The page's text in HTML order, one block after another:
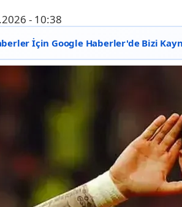
- 10:38
İçin Google Haberler'de Bizi